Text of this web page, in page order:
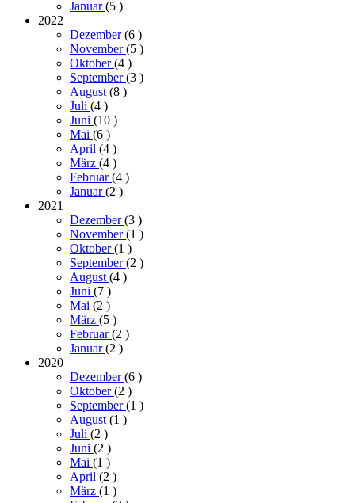
Januar(5 )
2022
Dezember(6 )
November(5 )
Oktober(4 )
September(3 )
August (8 )
Juli (4 )
Juni (10 )
Mai (6 )
April (4 )
März (4 )
Februar(4 )
Januar(2 )
2021
Dezember(3 )
November(1 )
Oktober(1 )
September(2 )
August (4 )
Juni (7 )
Mai (2 )
März (5 )
Februar(2 )
Januar(2 )
2020
Dezember(6 )
Oktober(2 )
September(1 )
August (1 )
Juli (2 )
Juni (2 )
Mai (1 )
April (2 )
März (1 )